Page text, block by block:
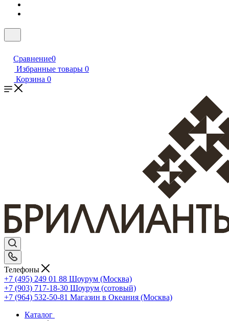
Сравнение0
Избранные товары 0
Корзина 0
Телефоны
+7 (495) 249 01 88 Шоурум (Москва)
+7 (903) 717-18-30 Шоурум (сотовый)
+7 (964) 532-50-81 Магазин в Океания (Москва)
Каталог